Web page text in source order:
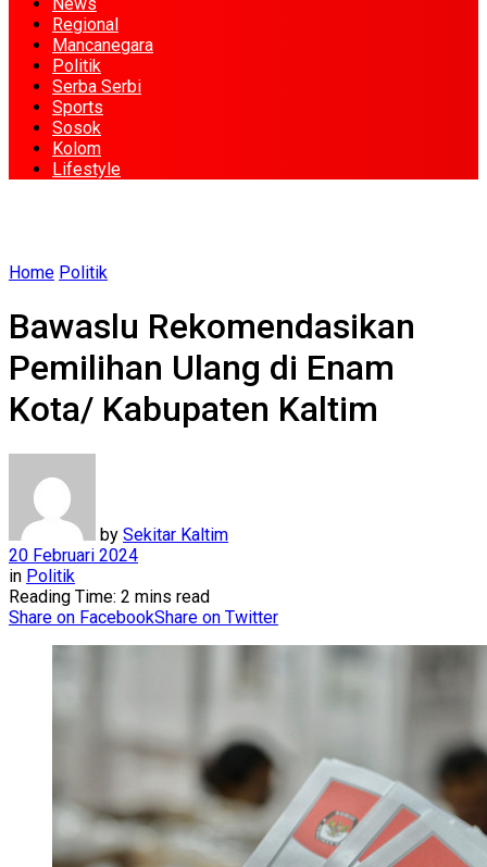
Regional
Mancanegara
Politik
Serba Serbi
Sports
Sosok
Kolom
Lifestyle
Home Politik
Bawaslu Rekomendasikan
Pemilihan Ulang di Enam
Kota/ Kabupaten Kaltim
by Sekitar Kaltim
20 Februari 2024
in Politik
Reading Time: 2 mins read
Share on FacebookShare on Twitter